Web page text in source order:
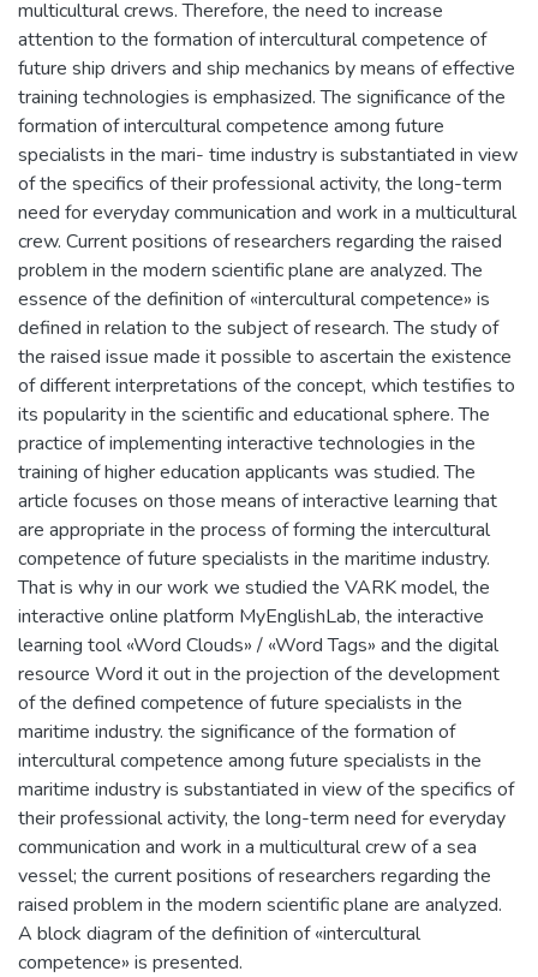
multicultural crews. Therefore, the need to increase
attention to the formation of intercultural competence of
future ship drivers and ship mechanics by means of effective
training technologies is emphasized. The significance of the
formation of intercultural competence among future
specialists in the mari- time industry is substantiated in view
of the specifics of their professional activity, the long-term
need for everyday communication and work in a multicultural
crew. Current positions of researchers regarding the raised
problem in the modern scientific plane are analyzed. The
essence of the definition of «intercultural competence» is
defined in relation to the subject of research. The study of
the raised issue made it possible to ascertain the existence
of different interpretations of the concept, which testifies to
its popularity in the scientific and educational sphere. The
practice of implementing interactive technologies in the
training of higher education applicants was studied. The
article focuses on those means of interactive learning that
are appropriate in the process of forming the intercultural
competence of future specialists in the maritime industry.
That is why in our work we studied the VARK model, the
interactive online platform MyEnglishLab, the interactive
learning tool «Word Clouds» / «Word Tags» and the digital
resource Word it out in the projection of the development
of the defined competence of future specialists in the
maritime industry. the significance of the formation of
intercultural competence among future specialists in the
maritime industry is substantiated in view of the specifics of
their professional activity, the long-term need for everyday
communication and work in a multicultural crew of a sea
vessel; the current positions of researchers regarding the
raised problem in the modern scientific plane are analyzed.
A block diagram of the definition of «intercultural
competence» is presented.